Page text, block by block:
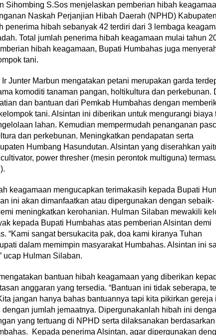
Sihombing S.Sos menjelaskan pemberian hibah
Naskah Perjanjian Hibah Daerah (NPHD) Kabupaten
penerima hibah sebanyak 42 terdiri dari 3 lembaga
Total jumlah penerima hibah keagamaan mulai tahun
hibah keagamaan, Bupati Humbahas juga
tani.
Junter Marbun mengatakan petani merupakan garda
komoditi tanaman pangan, holtikultura dan perkebunan.
dan bantuan dari Pemkab Humbahas dengan
tani. Alsintan ini diberikan untuk mengurangi biaya
lahan. Kemudian mempermudah penanganan
dan perkebunan. Meningkatkan pendapatan serta
Humbang Hasundutan. Alsintan yang diserahkan
power thresher (mesin perontok multiguna)
keagamaan mengucapkan terimakasih kepada Bupati
ini akan dimanfaatkan atau dipergunakan dengan sebaik-
meningkatkan kerohanian. Hulman Silaban mewakili
kepada Bupati Humbahas atas pemberian Alsintan demi
“Kami sangat bersukacita pak, doa kami kiranya Tuhan
dalam memimpin masyarakat Humbahas. Alsintan ini
ucap Hulman Silaban.
bantuan hibah keagamaan yang diberikan
anggaran yang tersedia. “Bantuan ini tidak seberapa,
jangan hanya bahas bantuannya tapi kita pikirkan gereja
jumlah jemaatnya. Dipergunakanlah hibah ini
yang tertuang di NPHD serta dilaksanakan berdasarkan
Kepada penerima Alsintan, agar dipergunakan